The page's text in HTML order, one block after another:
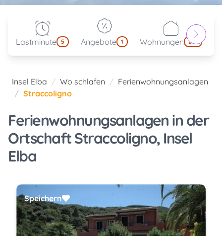
Lastminute 5 Angebote 1 Wohnungen 214
Insel Elba Wo schlafen
Ferienwohnungsanlagen
Straccoligno
Ferienwohnungsanlagen in der
Ortschaft Straccoligno, Insel
Elba
Speichern